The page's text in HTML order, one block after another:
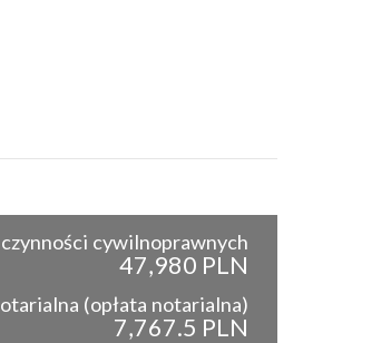
cywilnoprawnych
47,980 PLN
(opłata notarialna)
7,767.5 PLN